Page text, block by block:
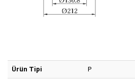
Ürün Tipi P